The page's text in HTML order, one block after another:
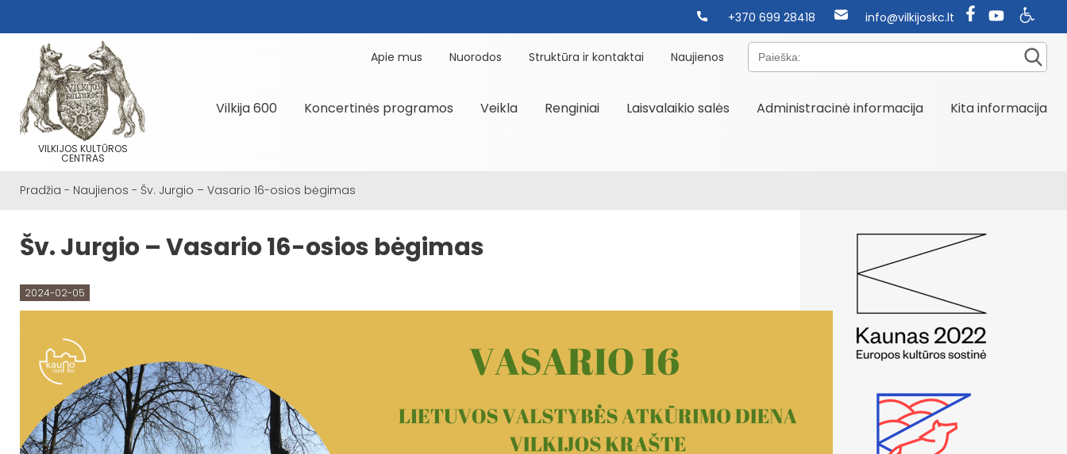
+370 699 28418 info@vilkijoskc.lt
VILKIJOS KULTŪROS
CENTRAS
Apie mus Nuorodos Struktūra ir kontaktai Naujienos Paieška:
Vilkija 600 Koncertinės programos Veikla Renginiai Laisvalaikio salės Administracinė informacija Kita informacija
Pradžia - Naujienos - Šv. Jurgio – Vasario 16-osios bėgimas
Šv. Jurgio – Vasario 16-osios bėgimas
2024-02-05